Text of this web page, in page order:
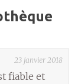
23 janvier 2018
fiable et